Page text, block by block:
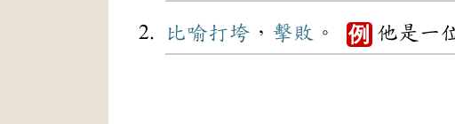
比喻打垮 ， 擊敗 。 例 他是一